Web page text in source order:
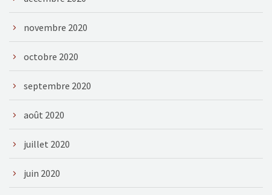
novembre 2020
octobre 2020
septembre 2020
août 2020
juillet 2020
juin 2020